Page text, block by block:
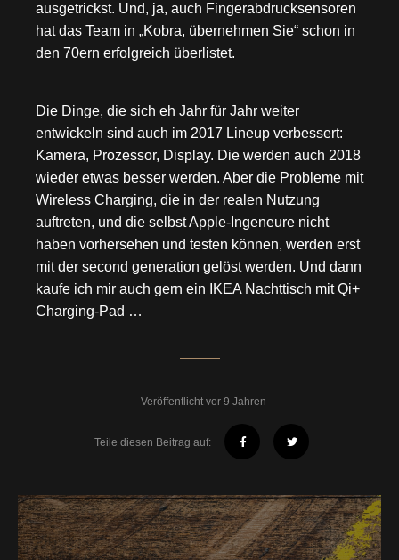
ausgetrickst. Und, ja, auch Fingerabdrucksensoren
hat das Team in „Kobra, übernehmen Sie“ schon in
den 70ern erfolgreich überlistet.
Die Dinge, die sich eh Jahr für Jahr weiter
entwickeln sind auch im 2017 Lineup verbessert:
Kamera, Prozessor, Display. Die werden auch 2018
wieder etwas besser werden. Aber die Probleme mit
Wireless Charging, die in der realen Nutzung
auftreten, und die selbst Apple-Ingeneure nicht
haben vorhersehen und testen können, werden erst
mit der second generation gelöst werden. Und dann
kaufe ich mir auch gern ein IKEA Nachttisch mit Qi+
Charging-Pad …
Veröffentlicht vor 9 Jahren
Teile diesen Beitrag auf: